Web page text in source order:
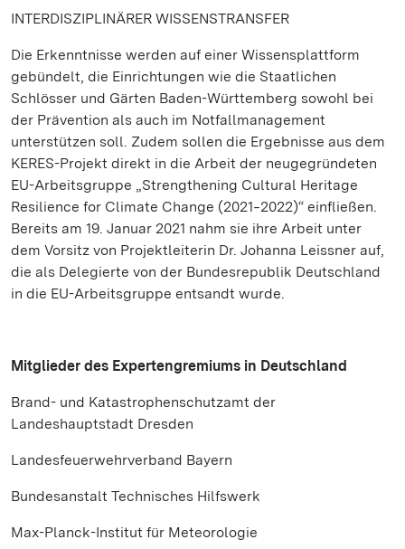
INTERDISZIPLINÄRER WISSENSTRANSFER
Die Erkenntnisse werden auf einer Wissensplattform
gebündelt, die Einrichtungen wie die Staatlichen
Schlösser und Gärten Baden-Württemberg sowohl bei
der Prävention als auch im Notfallmanagement
unterstützen soll. Zudem sollen die Ergebnisse aus dem
KERES-Projekt direkt in die Arbeit der neugegründeten
EU-Arbeitsgruppe „Strengthening Cultural Heritage
Resilience for Climate Change (2021‒2022)“ einfließen.
Bereits am 19. Januar 2021 nahm sie ihre Arbeit unter
dem Vorsitz von Projektleiterin Dr. Johanna Leissner auf,
die als Delegierte von der Bundesrepublik Deutschland
in die EU-Arbeitsgruppe entsandt wurde.
Mitglieder des Expertengremiums in Deutschland
Brand- und Katastrophenschutzamt der
Landeshauptstadt Dresden
Landesfeuerwehrverband Bayern
Bundesanstalt Technisches Hilfswerk
Max-Planck-Institut für Meteorologie